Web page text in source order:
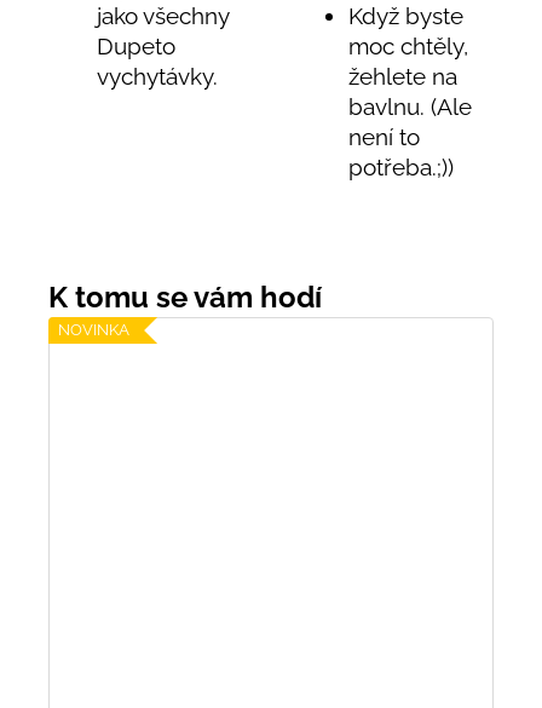
jako všechny
Dupeto
vychytávky.
Když byste
moc chtěly,
žehlete na
bavlnu. (Ale
není to
potřeba.;))
NOVINKA